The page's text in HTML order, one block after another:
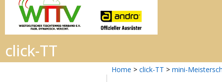
Home > click-TT > mini-